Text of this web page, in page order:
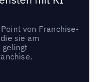
von Franchise-
sie am